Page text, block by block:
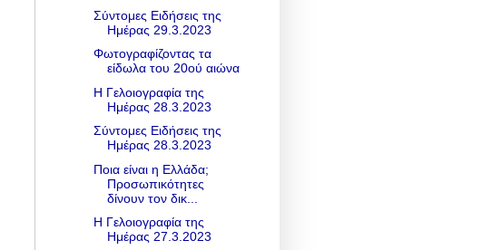
Σύντομες Ειδήσεις της
Ημέρας 29.3.2023
Φωτογραφίζοντας τα
είδωλα του 20ού αιώνα
Η Γελοιογραφία της
Ημέρας 28.3.2023
Σύντομες Ειδήσεις της
Ημέρας 28.3.2023
Ποια είναι η Ελλάδα;
Προσωπικότητες
δίνουν τον δικ...
Η Γελοιογραφία της
Ημέρας 27.3.2023